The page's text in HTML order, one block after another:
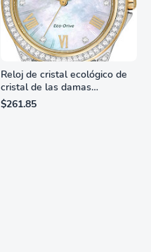
Reloj de cristal ecológico de
cristal de las damas
ciudadanas, 3 manos,
marcadores de números
$261.85